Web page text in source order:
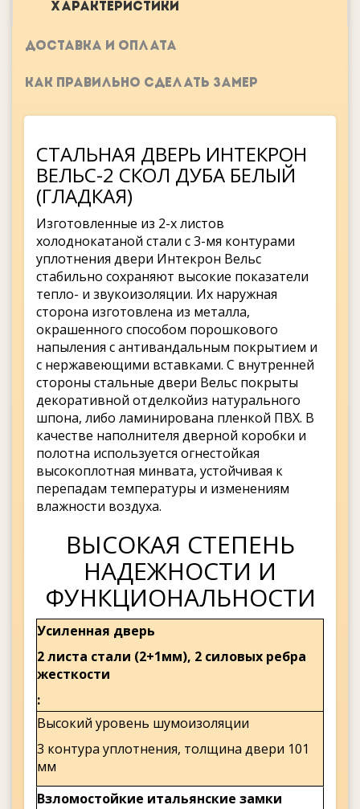
ХАРАКТЕРИСТИКИ
ДОСТАВКА И ОПЛАТА
КАК ПРАВИЛЬНО СДЕЛАТЬ ЗАМЕР
СТАЛЬНАЯ ДВЕРЬ ИНТЕКРОН
ВЕЛЬС-2 СКОЛ ДУБА БЕЛЫЙ
(ГЛАДКАЯ)
Изготовленные из 2-х листов
холоднокатаной стали с 3-мя контурами
уплотнения двери Интекрон Вельс
стабильно сохраняют высокие показатели
тепло- и звукоизоляции. Их наружная
сторона изготовлена из металла,
окрашенного способом порошкового
напыления с антивандальным покрытием и
с нержавеющими вставками. С внутренней
стороны стальные двери Вельс покрыты
декоративной отделкойиз натурального
шпона, либо ламинирована пленкой ПВХ. В
качестве наполнителя дверной коробки и
полотна используется огнестойкая
высокоплотная минвата, устойчивая к
перепадам температуры и изменениям
влажности воздуха.
ВЫСОКАЯ СТЕПЕНЬ
НАДЕЖНОСТИ И
ФУНКЦИОНАЛЬНОСТИ
Усиленная дверь
2 листа стали (2+1мм), 2 силовых ребра
жесткости
Высокий уровень шумоизоляции
3 контура уплотнения, толщина двери 101
мм
Взломостойкие итальянские замки